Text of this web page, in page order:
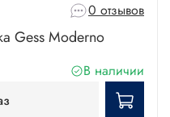
0 отзывов
Gess Moderno
В наличии